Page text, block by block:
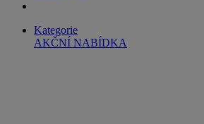
Kategorie
AKČNÍ NABÍDKA